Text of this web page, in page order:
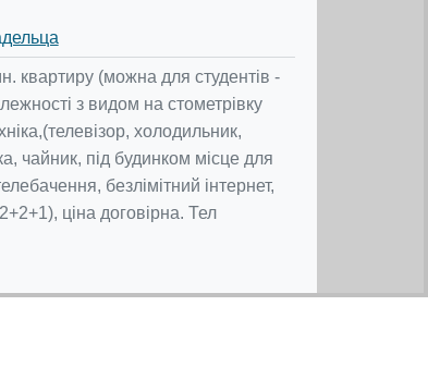
(можна для студентів -
з видом на стометрівку
холодильник,
чайник, під будинком місце для
безлімітний інтернет,
ціна договірна. Тел